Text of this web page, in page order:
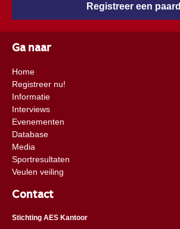
Registreer een paard
Ga naar
Home
Registreer nu!
Informatie
Interviews
Evenementen
Database
Media
Sportresultaten
Veulen veiling
Contact
Stichting AES Kantoor